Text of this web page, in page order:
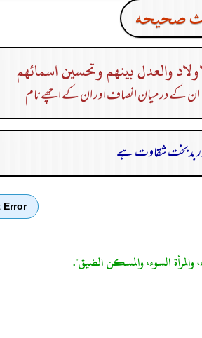
صحيحه
والعدل بينهم وتحسين اسمائهم
ان کے درمیان انصاف اور ان کے اچھے نام
بدبخت شقاوت ہے
Error
والمرأة السوء، والمسكن الضيق".